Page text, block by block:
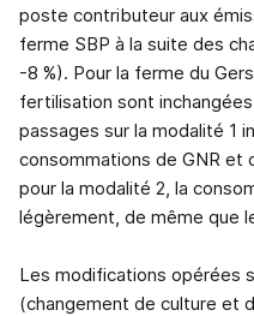
poste contributeur aux
ferme SBP à la suite des
-8 %). Pour la ferme du
fertilisation sont
passages sur la modalité 1
consommations de GNR et
pour la modalité 2, la
légèrement, de même que
Les modifications opérées
(changement de culture et